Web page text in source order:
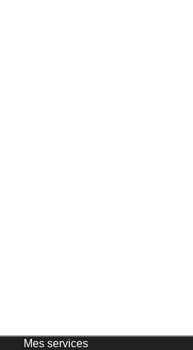
Mes services